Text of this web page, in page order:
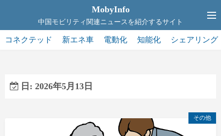
テ
ン
MobyInfo
中国モビリティ関連ニュースを紹介するサイト
コネクテッド 新エネ車 電動化 知能化 シェアリング
日: 2026年5月13日
その他